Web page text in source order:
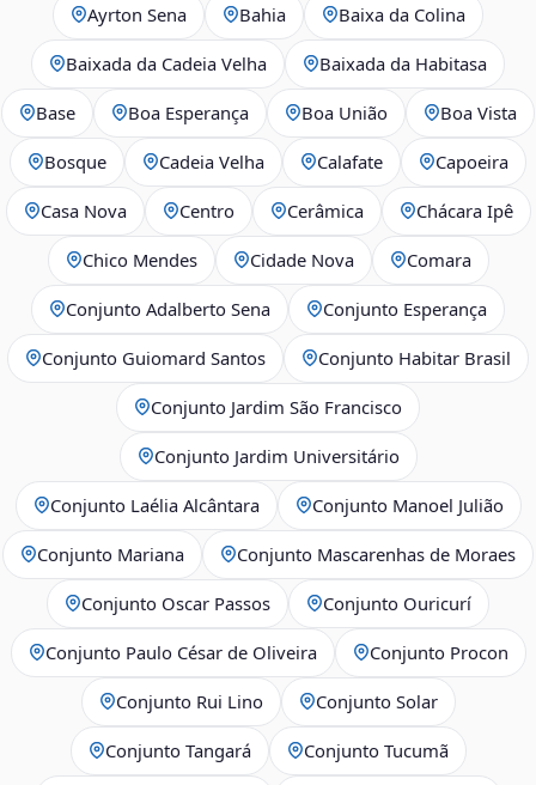
Ayrton Sena Bahia Baixa da Colina
Baixada da Cadeia Velha Baixada da Habitasa
Base Boa Esperança Boa União Boa Vista
Bosque Cadeia Velha Calafate Capoeira
Casa Nova Centro Cerâmica Chácara Ipê
Chico Mendes Cidade Nova Comara
Conjunto Adalberto Sena Conjunto Esperança
Conjunto Guiomard Santos Conjunto Habitar Brasil
Conjunto Jardim São Francisco
Conjunto Jardim Universitário
Conjunto Laélia Alcântara Conjunto Manoel Julião
Conjunto Mariana Conjunto Mascarenhas de Moraes
Conjunto Oscar Passos Conjunto Ouricurí
Conjunto Paulo César de Oliveira Conjunto Procon
Conjunto Rui Lino Conjunto Solar
Conjunto Tangará Conjunto Tucumã